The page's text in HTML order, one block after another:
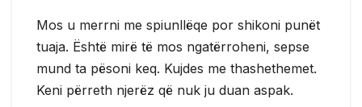
Mos u merrni me spiunllëqe por shikoni punët
tuaja. Është mirë të mos ngatërroheni, sepse
mund ta pësoni keq. Kujdes me thashethemet.
Keni përreth njerëz që nuk ju duan aspak.